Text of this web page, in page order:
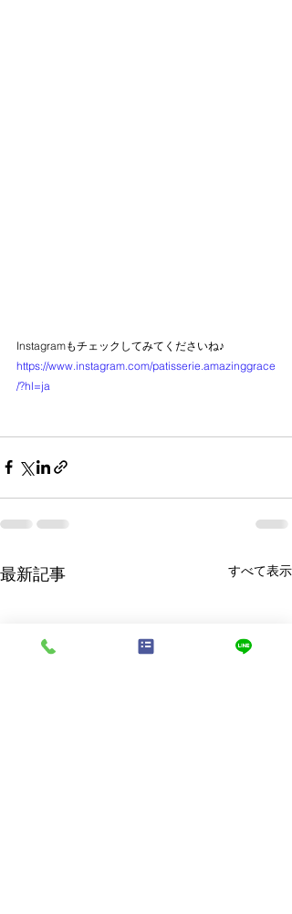
Instagramもチェックしてみてくださいね♪
https://www.instagram.com/patisserie.amazinggrace
/?hl=ja
最新記事 すべて表示